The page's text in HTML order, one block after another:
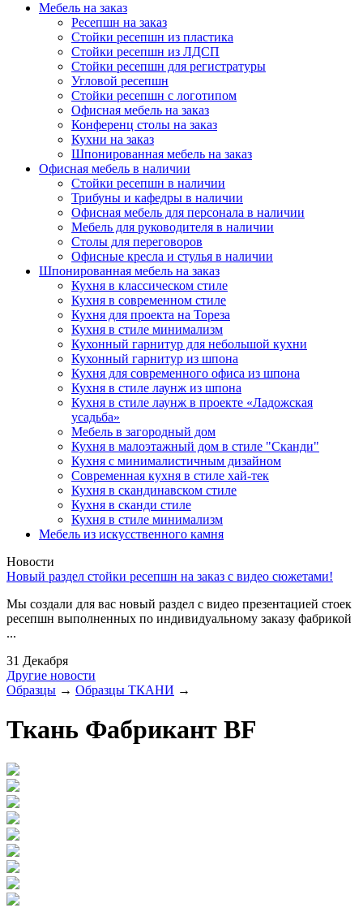
Мебель на заказ
Ресепшн на заказ
Стойки ресепшн из пластика
Стойки ресепшн из ЛДСП
Стойки ресепшн для регистратуры
Угловой ресепшн
Стойки ресепшн с логотипом
Офисная мебель на заказ
Конференц столы на заказ
Кухни на заказ
Шпонированная мебель на заказ
Офисная мебель в наличии
Стойки ресепшн в наличии
Трибуны и кафедры в наличии
Офисная мебель для персонала в наличии
Мебель для руководителя в наличии
Столы для переговоров
Офисные кресла и стулья в наличии
Шпонированная мебель на заказ
Кухня в классическом стиле
Кухня в современном стиле
Кухня для проекта на Тореза
Кухня в стиле минимализм
Кухонный гарнитур для небольшой кухни
Кухонный гарнитур из шпона
Кухня для современного офиса из шпона
Кухня в стиле лаунж из шпона
Кухня в стиле лаунж в проекте «Ладожская
усадьба»
Мебель в загородный дом
Кухня в малоэтажный дом в стиле "Сканди"
Кухня с минималистичным дизайном
Современная кухня в стиле хай-тек
Кухня в скандинавском стиле
Кухня в сканди стиле
Кухня в стиле минимализм
Мебель из искусственного камня
Новости
Новый раздел стойки ресепшн на заказ с видео сюжетами!
Мы создали для вас новый раздел с видео презентацией стоек
ресепшн выполненных по индивидуальному заказу фабрикой
...
31 Декабря
Другие новости
Образцы → Образцы ТКАНИ →
Ткань Фабрикант BF